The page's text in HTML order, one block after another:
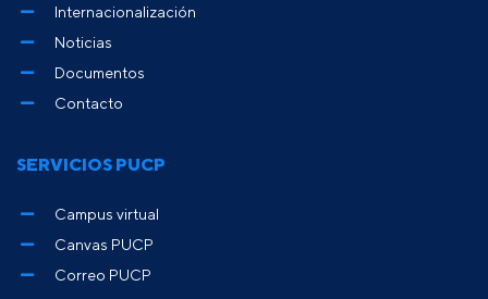
Internacionalización
Noticias
Documentos
Contacto
SERVICIOS PUCP
Campus virtual
Canvas PUCP
Correo PUCP